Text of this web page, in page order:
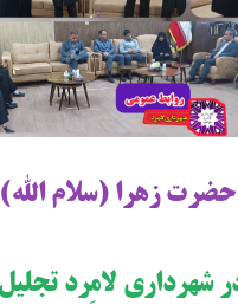
حضرت زهرا (سلام
شهرداری لامِرد